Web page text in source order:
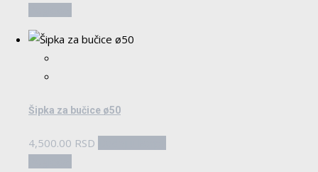
Šipka za bučice ø50
4,500.00 RSD